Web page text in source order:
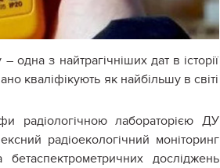
з найтрагічніших дат в історії
кваліфікують як найбільшу в світі
радіологічною лабораторією ДУ
радіоекологічний моніторинг
досліджень